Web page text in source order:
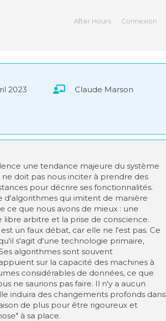
After Hours Connexion
2023
Claude Marson
une tendance majeure du système
doit pas nous inciter à prendre des
pour décrire ses fonctionnalités.
d'algorithmes qui imitent de manière
ce que nous avons de mieux : une
libre arbitre et la prise de conscience.
un faux débat, car elle ne l'est pas. Ce
s'agit d'une technologie primaire,
algorithmes sont souvent
sur la capacité des machines à
considérables de données, ce que
ne saurions pas faire. Il n'y a aucun
induira des changements profonds dans
de plus pour être rigoureux et
à sa place.